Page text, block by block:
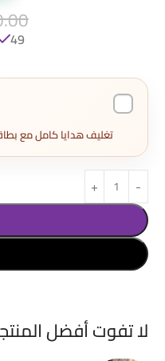
49 متوفر في المخزون
تغليف هدايا كامل مع بطاقة إهداء و3 قطع
لا تفوت أفضل